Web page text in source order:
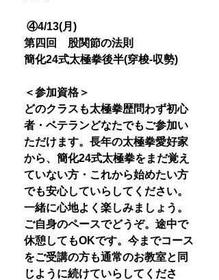
④4/13(月)
第四回 股関節の法則
簡化24式太極拳後半(穿梭-収勢)
＜参加資格＞
どのクラスも太極拳歴問わず初心
者・ベテランどなたでもご参加い
ただけます。長年の太極拳愛好家
から、簡化24式太極拳をまだ覚え
ていない方・これから始めたい方
でも安心していらしてください。
一緒に心地よく楽しみましょう。
ご自身のペースでどうぞ。途中で
休憩してもOKです。今までコース
をご受講の方も通常のお教室と同
じように続けていらしてくださ